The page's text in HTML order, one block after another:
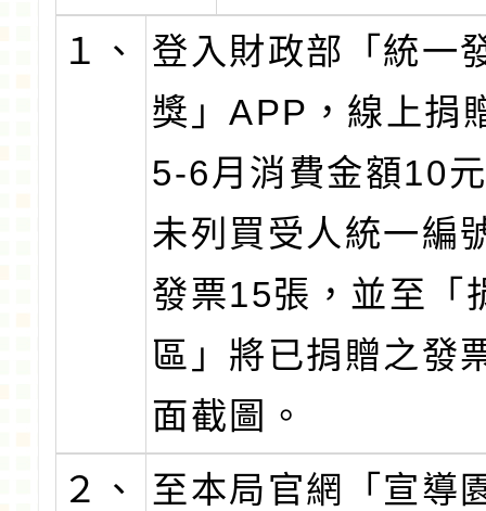
１、
登入財政部「統一
獎」APP，線上捐
5-6月消費金額10
未列買受人統一編
發票15張，並至「
區」將已捐贈之發
面截圖。
２、
至本局官網「宣導